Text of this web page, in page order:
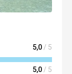
5,0 / 5
5,0 / 5